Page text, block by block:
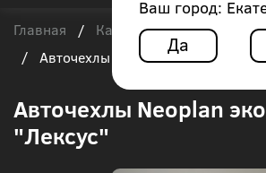
Ваш город:
Да
Главная / Каталог чехлов /
/
Авточехлы Neoplan экокожа
Авточехлы Neoplan
"Лексус"